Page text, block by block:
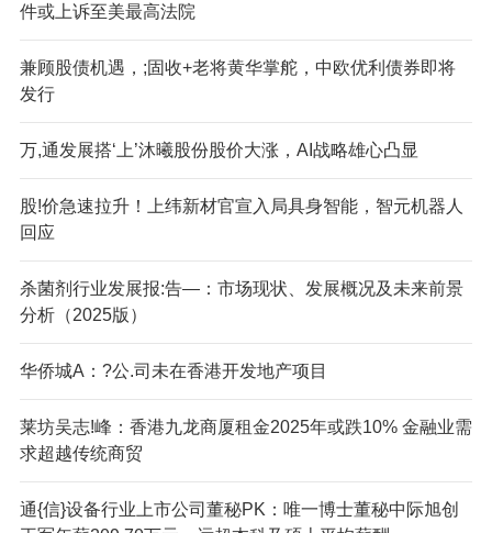
件或上诉至美最高法院
兼顾股债机遇，;固收+老将黄华掌舵，中欧优利债券即将
发行
万,通发展搭‘上’沐曦股份股价大涨，AI战略雄心凸显
股!价急速拉升！上纬新材官宣入局具身智能，智元机器人
回应
杀菌剂行业发展报:告—：市场现状、发展概况及未来前景
分析（2025版）
华侨城A：?公.司未在香港开发地产项目
莱坊吴志!峰：香港九龙商厦租金2025年或跌10% 金融业需
求超越传统商贸
通{信}设备行业上市公司董秘PK：唯一博士董秘中际旭创